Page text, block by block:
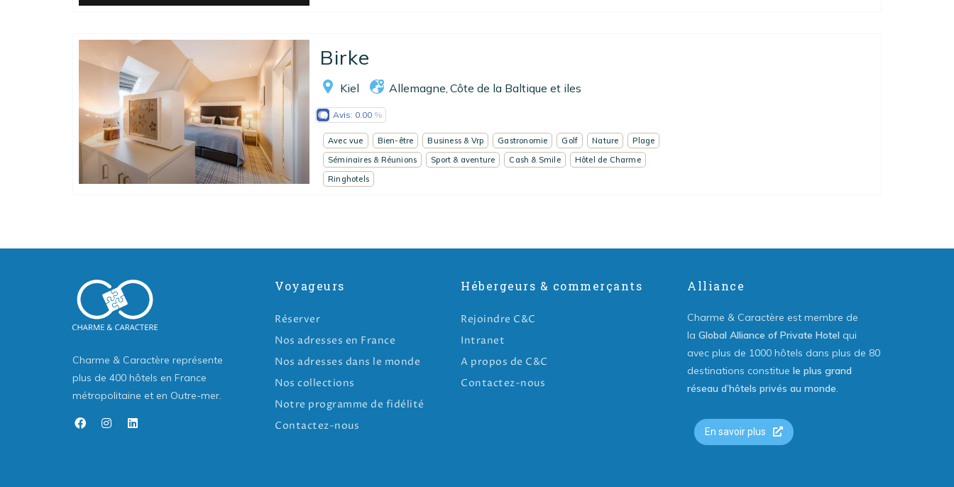
Birke
Kiel Allemagne Côte de la Baltique et iles
Avis: 0.00
Avec vue Bien-être Business & Vrp Gastronomie Golf Nature
Plage
Séminaires & Réunions
Sport & aventure Cash & Smile
Hôtel de Charme
Ringhotels
Charme & Caractère représente
plus de 400 hôtels en France
métropolitaine et en Outre-mer.
Voyageurs
Réserver
Nos adresses en France
Nos adresses dans le monde
Nos collections
Notre programme de fidélité
Contactez-nous
Hébergeurs & commerçants
Rejoindre C&C
Intranet
A propos de C&C
Contactez-nous
Alliance
Charme & Caractère est membre de
laGlobal Alliance of Private Hotel qui
avec plus de 1000 hôtels dans plus de 80
destinations constituele plus grand
réseau d’hôtels privés au monde
En savoir plus